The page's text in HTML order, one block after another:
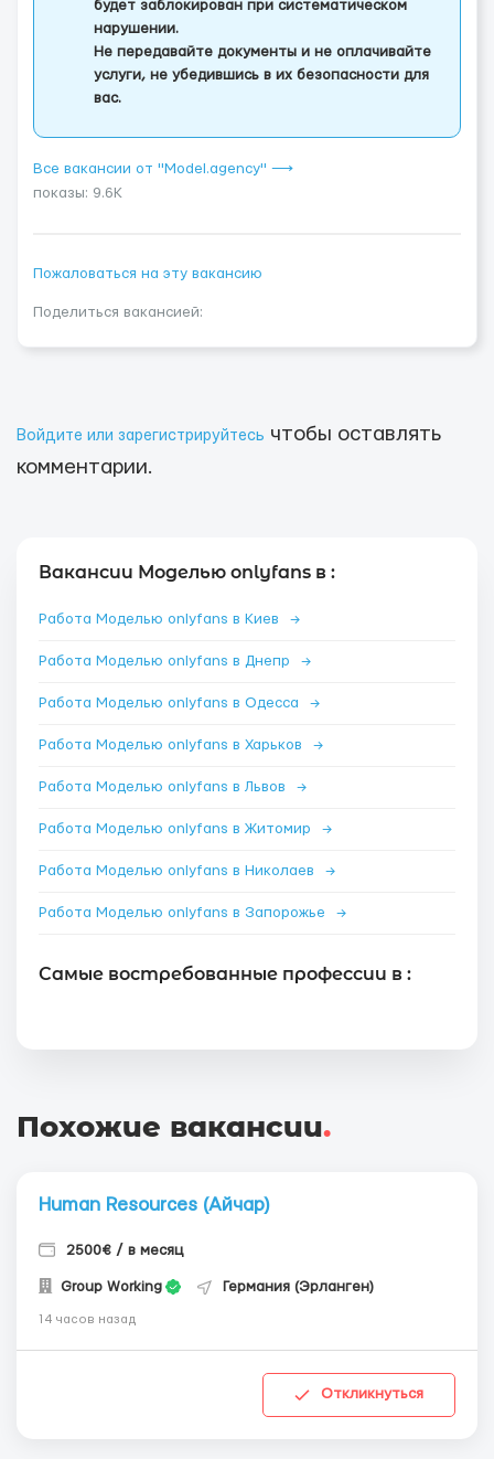
будет заблокирован при систематическом
нарушении.
Не передавайте документы и не оплачивайте
услуги, не убедившись в их безопасности для
вас.
Все вакансии от "Model.agency" ⟶
показы: 9.6K
Пожаловаться на эту вакансию
Поделиться вакансией:
Войдите или зарегистрируйтесь чтобы оставлять
комментарии.
Вакансии Моделью onlyfans в :
Работа Моделью onlyfans в Киев →
Работа Моделью onlyfans в Днепр →
Работа Моделью onlyfans в Одесса →
Работа Моделью onlyfans в Харьков →
Работа Моделью onlyfans в Львов →
Работа Моделью onlyfans в Житомир →
Работа Моделью onlyfans в Николаев →
Работа Моделью onlyfans в Запорожье →
Самые востребованные профессии в :
Похожие вакансии.
Human Resources (Айчар)
2500€ / в месяц
Group Working Германия (Эрланген)
14 часов назад
Откликнуться